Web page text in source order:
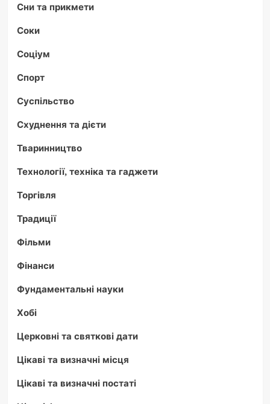
Сни та прикмети
Соки
Соціум
Спорт
Суспільство
Схуднення та дієти
Тваринництво
Технології, техніка та гаджети
Торгівля
Традиції
Фільми
Фінанси
Фундаментальні науки
Хобі
Церковні та святкові дати
Цікаві та визначні місця
Цікаві та визначні постаті